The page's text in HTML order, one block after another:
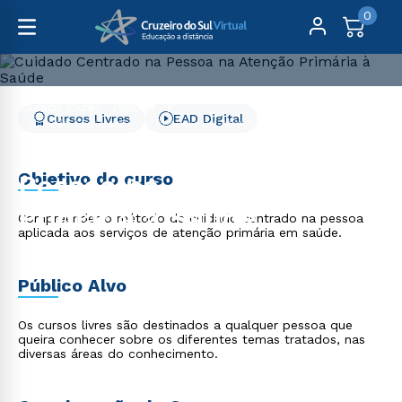
0
Cuidado Centrado na Pessoa na Atenção Primária à Saúde
Pessoa na Atenção
Primária à Saúde
Cursos Livres EAD Digital
Objetivo do curso
Compreender o método de cuidado centrado na pessoa
aplicada aos serviços de atenção primária em saúde.
Público Alvo
Os cursos livres são destinados a qualquer pessoa que
queira conhecer sobre os diferentes temas tratados, nas
diversas áreas do conhecimento.